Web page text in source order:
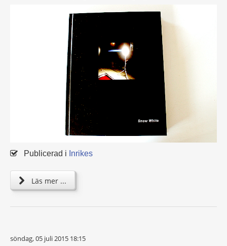
Publicerad i Inrikes
Läs mer ...
söndag, 05 juli 2015 18:15